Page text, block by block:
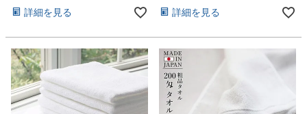
詳細を見る 詳細を見る